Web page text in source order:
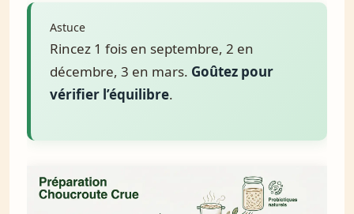
Astuce
Rincez 1 fois en septembre, 2 en
décembre, 3 en mars. Goûtez pour
vérifier l’équilibre.